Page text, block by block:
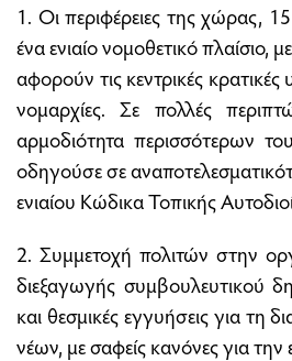
1. Οι περιφέρειες της χώρας,
ένα ενιαίο νομοθετικό πλαίσιο,
αφορούν τις κεντρικές κρατικές
νομαρχίες. Σε πολλές
αρμοδιότητα περισσότερων
οδηγούσε σε
ενιαίου Κώδικα Τοπικής
2. Συμμετοχή πολιτών στην
διεξαγωγής συμβουλευτικού
και θεσμικές εγγυήσεις για τη
νέων, με σαφείς κανόνες για